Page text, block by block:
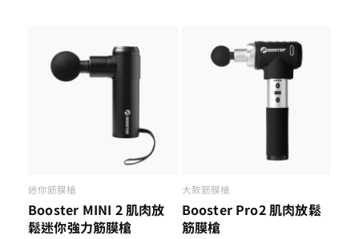
迷你筋膜槍
Booster MINI 2 肌肉放
鬆迷你強力筋膜槍
大款筋膜槍
Booster Pro2 肌肉放鬆
筋膜槍